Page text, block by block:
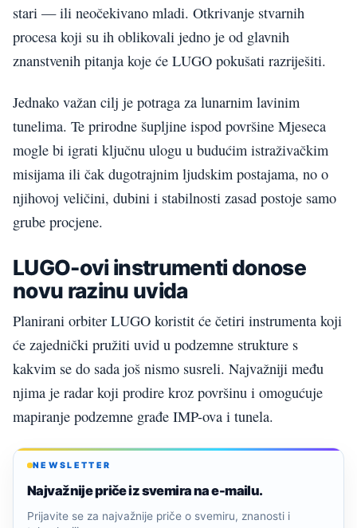
stari — ili neočekivano mladi. Otkrivanje stvarnih
procesa koji su ih oblikovali jedno je od glavnih
znanstvenih pitanja koje će LUGO pokušati razriješiti.
Jednako važan cilj je potraga za lunarnim lavinim
tunelima. Te prirodne šupljine ispod površine Mjeseca
mogle bi igrati ključnu ulogu u budućim istraživačkim
misijama ili čak dugotrajnim ljudskim postajama, no o
njihovoj veličini, dubini i stabilnosti zasad postoje samo
grube procjene.
LUGO-ovi instrumenti donose
novu razinu uvida
Planirani orbiter LUGO koristit će četiri instrumenta koji
će zajednički pružiti uvid u podzemne strukture s
kakvim se do sada još nismo susreli. Najvažniji među
njima je radar koji prodire kroz površinu i omogućuje
mapiranje podzemne građe IMP-ova i tunela.
NEWSLETTER
Najvažnije priče iz svemira na e-mailu.
Prijavite se za najvažnije priče o svemiru, znanosti i